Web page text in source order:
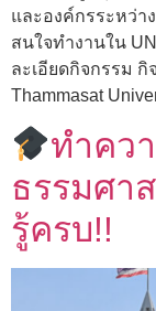
และองค์กรระหว่า
สนใจทำงานใน
ละเอียดกิจกรรม กิ
Thammasat
ทำคว
ธรรมศา
รู้ครบ!!